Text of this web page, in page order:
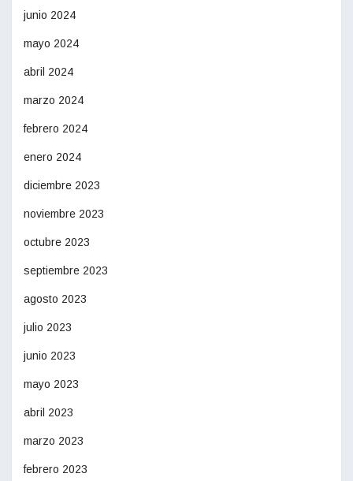
junio 2024
mayo 2024
abril 2024
marzo 2024
febrero 2024
enero 2024
diciembre 2023
noviembre 2023
octubre 2023
septiembre 2023
agosto 2023
julio 2023
junio 2023
mayo 2023
abril 2023
marzo 2023
febrero 2023